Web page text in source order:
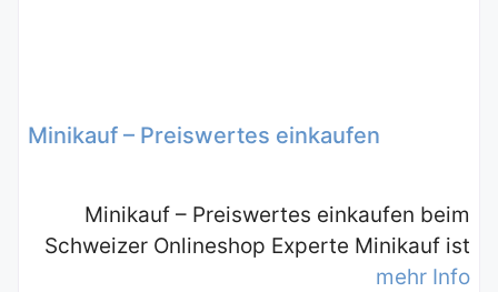
Minikauf – Preiswertes einkaufen
Minikauf – Preiswertes einkaufen beim
Schweizer Onlineshop Experte Minikauf ist
mehr Info